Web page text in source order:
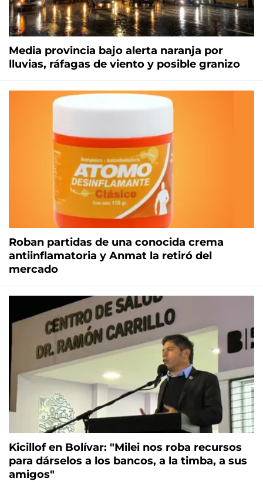
Media provincia bajo alerta naranja por
lluvias, ráfagas de viento y posible granizo
Roban partidas de una conocida crema
antiinflamatoria y Anmat la retiró del
mercado
Kicillof en Bolívar: "Milei nos roba recursos
para dárselos a los bancos, a la timba, a sus
amigos"